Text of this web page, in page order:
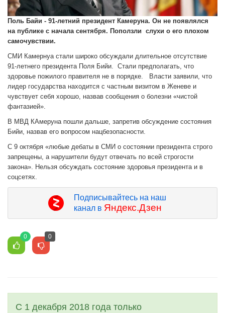
Поль Байи - 91-летний президент Камеруна. Он не появлялся
на публике с начала сентября. Поползли слухи о его плохом
самочувствии.
СМИ Камернуа стали широко обсуждали длительное отсутствие
91-летнего президента Поля Бийи. Стали предполагать, что
здоровье пожилого правителя не в порядке. Власти заявили, что
лидер государства находится с частным визитом в Женеве и
чувствует себя хорошо, назвав сообщения о болезни «чистой
фантазией».
В МВД КАмеруна пошли дальше, запретив обсуждение состояния
Бийи, назвав его вопросом нацбезопасности.
С 9 октября «любые дебаты в СМИ о состоянии президента строго
запрещены, а нарушители будут отвечать по всей строгости
закона». Нельзя обсуждать состояние здоровья президента и в
соцсетях.
Подписывайтесь на наш
канал в Яндекс.Дзен
0 0
С 1 декабря 2018 года только